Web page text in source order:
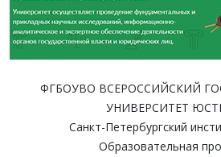
ФГБОУВО ВСЕРОССИЙСКИЙ
УНИВЕРСИТЕТ
Санкт-Петербургский
Образовательная